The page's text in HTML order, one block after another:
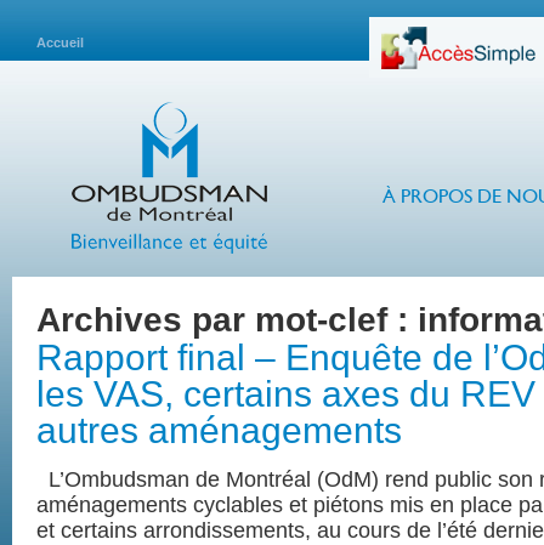
Accueil
À PROPOS DE
Archives par mot-clef :
Rapport final – Enquête de
les VAS, certains axes du
autres aménagements
L’Ombudsman de Montréal (OdM) rend public
aménagements cyclables et piétons mis en place
et certains arrondissements, au cours de l’été